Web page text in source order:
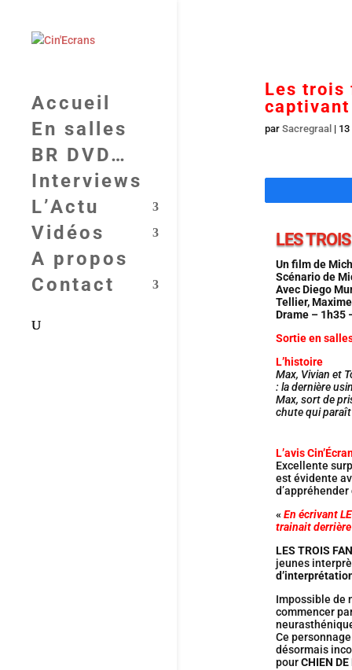
Accueil
En salles
BR DVD…
Interviews
L’Actu
Vidéos
A propos
Contact
Les trois
captivant
par Sacregraal | 13
LES
Un film de
Scénario de
Avec Diego
Tellier,
Drame – 1h35
Sortie en
L’histoire
Max, Vivian et
: la dernière
Max, sort de
chute qui
L’avis
Excellente
est évidente
« En écrivant
trainait
LES TROIS
jeunes
Impossible de
commencer
Ce
désormais
pourCHIEN